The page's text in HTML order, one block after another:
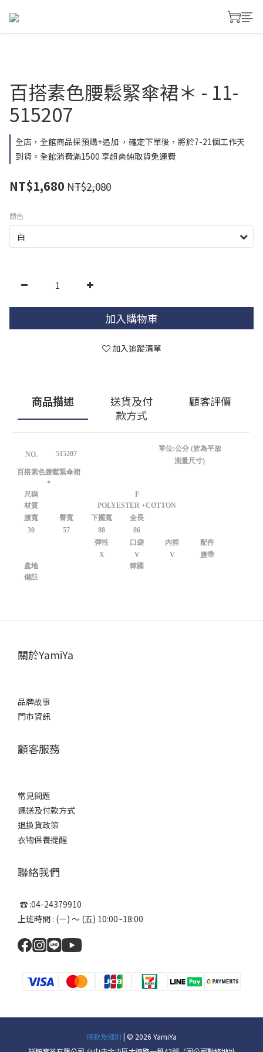
百搭素色腰鬆緊傘裙＊ - 11-
515207
全店，全館商品採預購+追加 ，確定下單後，將於7-21個工作天
到貨。全館消費滿1500 享超商純取貨免運費
NT$1,680 NT$2,080
顏色
加入購物車
加入追蹤清單
商品描述
送貨及付
款方式
顧客評價
NO. 515207
單位:公分 (皆為平放
測量尺寸)
百搭素色腰鬆緊傘裙
＊
尺碼
F
材質
POLYESTER +COTTON
腰寬
臀寬 下擺寬
全長
30
57 88
86
彈性
口袋 內裡
配件
X
V V
腰帶
產地
韓國
備註
關於YamiYa
品牌故事
門市資訊
顧客服務
常見問題
運送及付款方式
退換貨政策
衣物保養提醒
聯絡我們
☎ :04-24379910
上班時間 : (ㄧ) ～ (五) 10:00~18:00
條款及細則 | © 2026 YamiYa